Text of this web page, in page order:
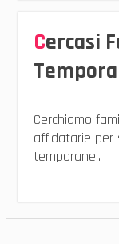
Cercasi Famiglie per affidi
Cerchiamo
affidatarie per
temporanei.